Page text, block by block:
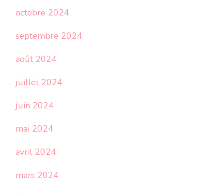
octobre 2024
septembre 2024
août 2024
juillet 2024
juin 2024
mai 2024
avril 2024
mars 2024